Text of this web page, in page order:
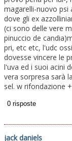
magarelli-nuovo psi
dove gli ex
(ci sono delle vere
pinuccio de
pri, etc etc, l'udc
dovesse vincere le
l'uva ed i suoi acini
vera sorpresa sarà
sel. w rifondazione
jack daniels